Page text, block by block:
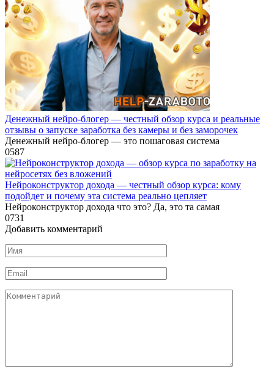
Денежный нейро-блогер — честный обзор курса и реальные
отзывы о запуске заработка без камеры и без заморочек
Денежный нейро-блогер — это пошаговая система
0587
Нейроконструктор дохода — честный обзор курса: кому
подойдет и почему эта система реально цепляет
Нейроконструктор дохода что это? Да, это та самая
0731
Добавить комментарий
Имя
*
Email
*
Комментарий